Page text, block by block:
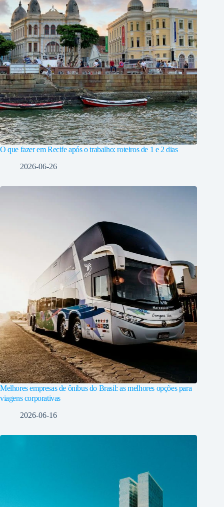
O que fazer em Recife após o trabalho: roteiros de 1 e 2 dias
2026-06-26
Melhores empresas de ônibus do Brasil: as melhores opções para
viagens corporativas
2026-06-16